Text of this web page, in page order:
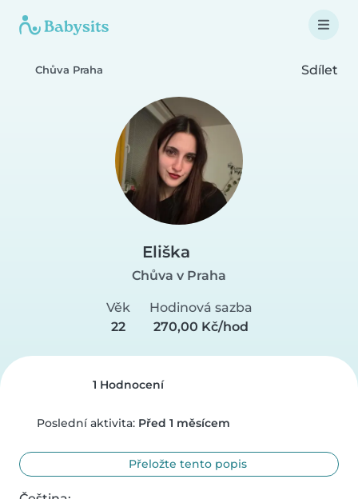
Chůva Praha Sdílet
Eliška
Chůva v Praha
Věk
22
Hodinová sazba
270,00 Kč/hod
1 Hodnocení
Poslední aktivita: Před 1 měsícem
Přeložte tento popis